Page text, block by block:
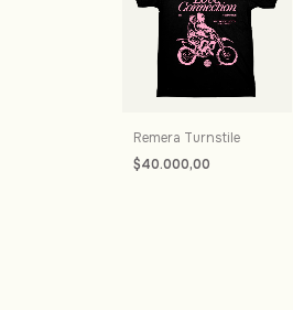
Remera Turnstile
$40.000,00